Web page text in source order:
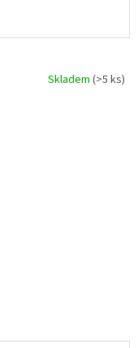
Skladem(>5 ks)